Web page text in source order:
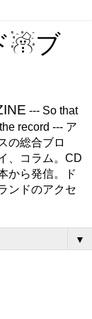
☃ブ
--- So that
record --- ア
の総合ブロ
、コラム。CD
から発信。ド
ンドのアクセ
▼